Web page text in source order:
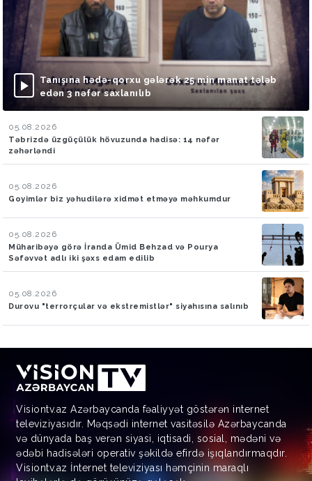
Tanışına hədə-qorxu gələrək 25 min manat tələb
edən 3 nəfər saxlanılıb
05.08.2026
Təbrizdə üzgüçülük hövuzunda hadisə: 14 nəfər
zəhərləndi
05.08.2026
Goyimlər biz yəhudilərə xidmət etməyə məhkumdur
05.08.2026
Müharibəyə görə İranda Ümid Behzad və Pourya
Səfəvvət adlı iki şəxs edam edilib
05.08.2026
Durovu "terrorçular və ekstremistlər" siyahısına salınıb
Visiontv.az Azərbaycanda fəaliyyət göstərən internet
televiziyasıdır. Məqsədi internet vasitəsilə Azərbaycanda
və dünyada baş verən siyasi, iqtisadi, sosial, mədəni və
ədəbi hadisələri operativ şəkildə efirdə işıqlandırmaqdır.
Visiontv.az İnternet televiziyası həmçinin maraqlı